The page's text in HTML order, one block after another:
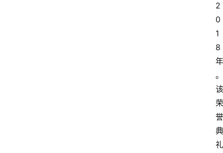
2
0
1
8
年
。
该
荣
誉
典
礼